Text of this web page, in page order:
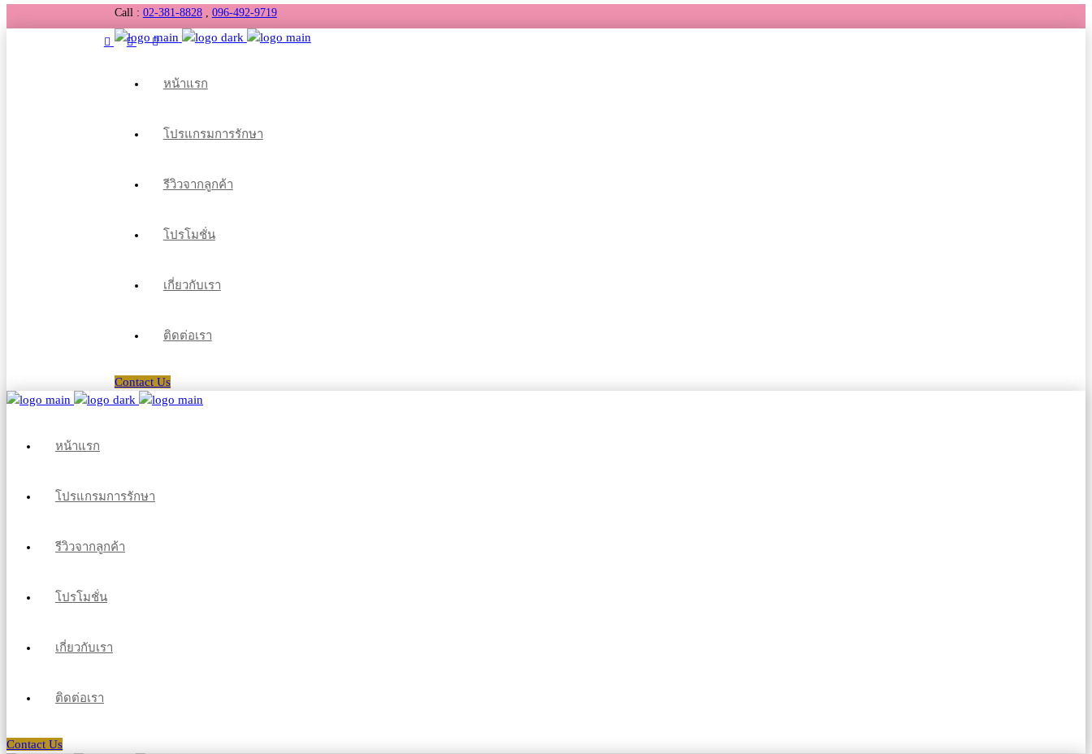
Call : 02-381-8828, 096-492-9719
หน้าแรก
โปรแกรมการรักษา
รีวิวจากลูกค้า
โปรโมชั่น
เกี่ยวกับเรา
ติดต่อเรา
Contact Us
หน้าแรก
โปรแกรมการรักษา
รีวิวจากลูกค้า
โปรโมชั่น
เกี่ยวกับเรา
ติดต่อเรา
Contact Us